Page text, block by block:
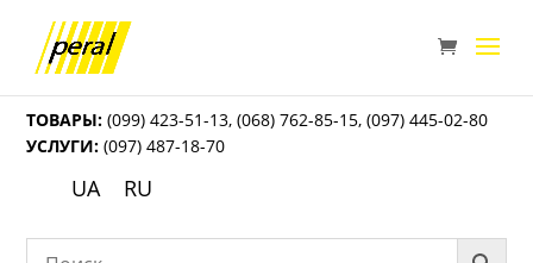
ТОВАРЫ: (099) 423-51-13,(068) 762-85-15,(097) 445-02-80
УСЛУГИ: (097) 487-18-70
UA RU